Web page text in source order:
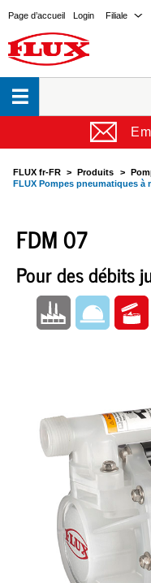
Filiale
Login
Page d’accueil
FLUX fr-FR Produits
FLUX Pompes pneumatiques à
FDM 07
Pour des débits